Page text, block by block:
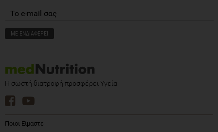
Η σωστή διατροφή προσφέρει Υγεία
Ποιοι Είμαστε